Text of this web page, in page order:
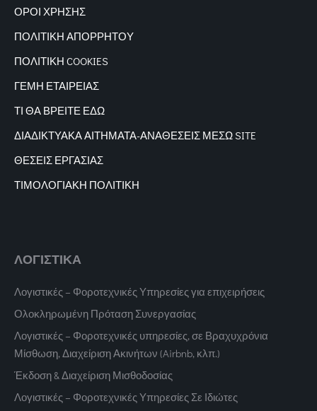
ΟΡΟΙ ΧΡΗΣΗΣ
ΠΟΛΙΤΙΚΗ ΑΠΟΡΡΗΤΟΥ
ΠΟΛΙΤΙΚΗ COOKIES
ΓΕΜΗ ΕΤΑΙΡΕΙΑΣ
ΤΙ ΘΑ ΒΡΕΙΤΕ ΕΔΩ
ΔΙΑΔΙΚΤΥΑΚΑΑΙΤΗΜΑΤΑ-ΑΝΑΘΕΣΕΙΣ ΜΕΣΩ SITE
ΘΕΣΕΙΣ ΕΡΓΑΣΙΑΣ
ΤΙΜΟΛΟΓΙΑΚΗ ΠΟΛΙΤΙΚΗ
ΛΟΓΙΣΤΙΚΑ
Λογιστικές – Φοροτεχνικές Υπηρεσίες για επιχειρήσεις
Ολοκληρωμένη Πρόταση Συνεργασίας
Λογιστικές – Φοροτεχνικές υπηρεσίες, σε Βραχυχρόνια
Μίσθωση, Διαχείριση Ακινήτων (Airbnb, κλπ.)
Έκδοση & Διαχείριση Μισθοδοσίας
Λογιστικές – Φοροτεχνικές Υπηρεσίες Σε Ιδιώτες